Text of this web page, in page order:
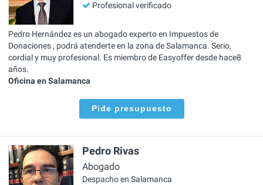
Profesional verificado
Pedro Hernández es un abogado experto en Impuestos de
Donaciones , podrá atenderte en la zona de Salamanca. Serio,
cordial y muy profesional. Es miembro de Easyoffer desde hace8
años.
Oficina en Salamanca
Pide presupuesto
Pedro Rivas
Abogado
Despacho en Salamanca